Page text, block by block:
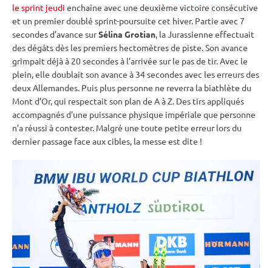
le sprint jeudi enchaîne avec une deuxième victoire consécutive
et un premier doublé sprint-poursuite cet hiver. Partie avec 7
secondes d’avance surSélina Grotian , la Jurassienne effectuait
des dégâts dès les premiers hectomètres de piste . Son avance
grimpait déjà à 20 secondes à l’arrivée sur le pas de tir. Avec le
plein, elle doublait son avance à 34 secondes avec les erreurs des
deux Allemandes. Puis plus personne ne reverra la biathlète du
Mont d’Or, qui respectait son plan de A à Z. Des tirs appliqués
accompagnés d’une puissance physique impériale que personne
n’a réussi à contester. Malgré une toute petite erreur lors du
dernier passage face aux cibles, la messe est dite !